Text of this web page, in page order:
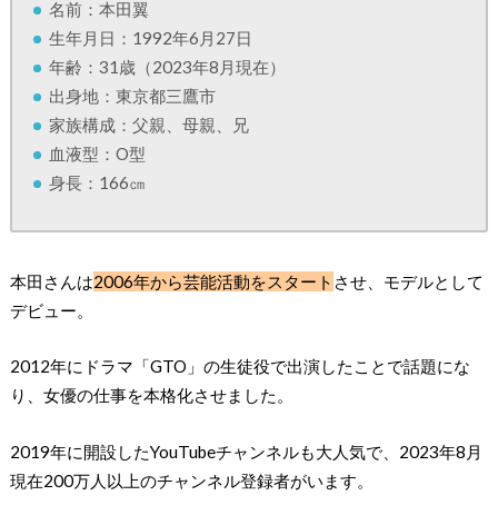
名前：本田翼
生年月日：1992年6月27日
年齢：31歳（2023年8月現在）
出身地：東京都三鷹市
家族構成：父親、母親、兄
血液型：O型
身長：166㎝
本田さんは2006年から芸能活動をスタート させ、モデルとして
デビュー。
2012年にドラマ「GTO」の生徒役で出演したことで話題にな
り、女優の仕事を本格化させました。
2019年に開設したYouTubeチャンネルも大人気で、2023年8月
現在200万人以上のチャンネル登録者がいます。